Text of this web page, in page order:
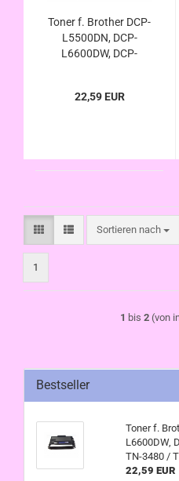
Toner f. Brother DCP-
L5500DN, DCP-
L6600DW, DCP-
3430 kompatibel
22,59 EUR
Sortieren nach
Sortieren nach
1
1 bis 2 (von
Bestseller
Toner f.
L6600DW,
TN-3480 /
22,59 EUR